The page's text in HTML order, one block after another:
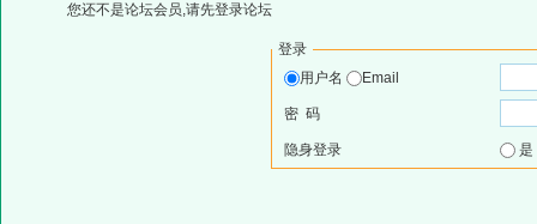
您还不是论坛会员,请先登录论坛
登录
用户名
Email
密 码
隐身登录